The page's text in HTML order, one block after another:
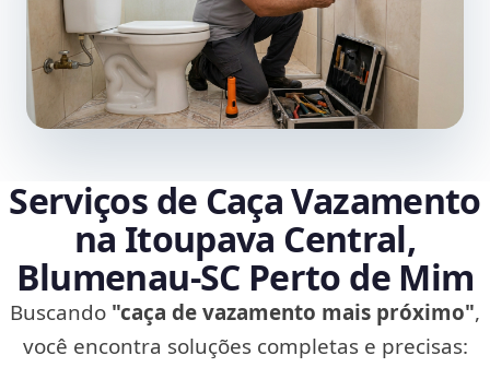
Serviços de Caça Vazamento
na Itoupava Central,
Blumenau‑SC Perto de Mim
Buscando "caça de vazamento mais próximo",
você encontra soluções completas e precisas: